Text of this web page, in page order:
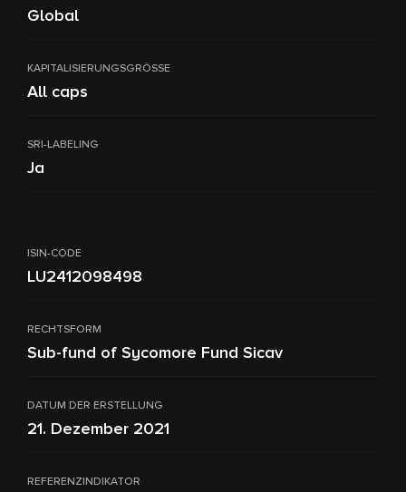
Global
KAPITALISIERUNGSGRÖSSE
All caps
SRI-LABELING
Ja
ISIN-CODE
LU2412098498
RECHTSFORM
Sub-fund of Sycomore Fund Sicav
DATUM DER ERSTELLUNG
21. Dezember 2021
REFERENZINDIKATOR